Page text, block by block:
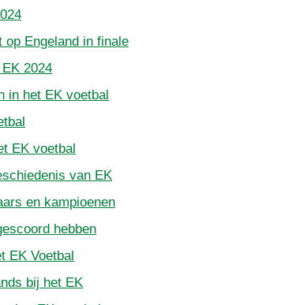
op Engeland in finale
2024
in het EK voetbal
EK voetbal
van EK
en kampioenen
hebben
EK Voetbal
bij het EK